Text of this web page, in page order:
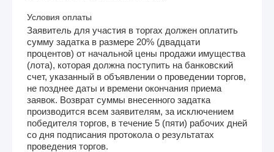
Условия оплаты
Заявитель для участия в торгах должен оплатить
сумму задатка в размере 20% (двадцати
процентов) от начальной цены продажи имущества
(лота), которая должна поступить на банковский
счет, указанный в объявлении о проведении торгов,
не позднее даты и времени окончания приема
заявок. Возврат суммы внесенного задатка
производится всем заявителям, за исключением
победителя торгов, в течение 5 (пяти) рабочих дней
со дня подписания протокола о результатах
проведения торгов.